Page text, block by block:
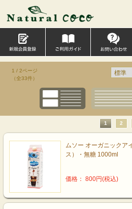
1 / 2ページ
（全33件）
1 2
ムソー オーガニックア
ス）・無糖 1000ml
価格： 800円(税込)